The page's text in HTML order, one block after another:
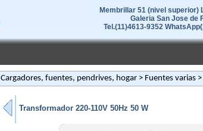
Membrillar 51 (nivel superior)
Galeria San Jose de
Tel.(11)4613-9352
Cargadores, fuentes, pendrives, hogar > Fuentes varias
Transformador 220-110V 50Hz 50 W